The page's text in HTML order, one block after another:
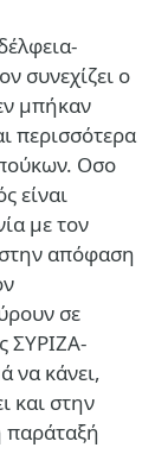
συνεχίζει ο
μπήκαν
περισσότερα
Οσο
είναι
με τον
απόφαση
σε
ΣΥΡΙΖΑ-
να κάνει,
και στην
παράταξή